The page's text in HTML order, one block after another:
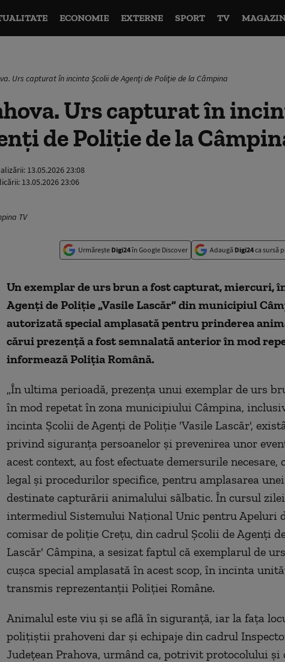
ECONOMIE EXTERNE SPORT TV
Urs capturat în incinta Şcolii de Agenţi de Poliţie de la Câmpina
Urs capturat în
de Poliţie de la
13.05.2026 23:08
13.05.2026 23:06
TV
Urmărește Digi24în Google Discover Adaugă Digi24ca sursă
Un exemplar de urs brun a fost capturat, miercuri,
Agenţi de Poliţie „Vasile Lascăr” din municipiul
autorizată special amplasată pentru prinderea
cărui prezenţă a fost semnalată anterior în mod
informează Poliţia Română.
„În ultima perioadă, prezenţa unui exemplar de urs
în mod repetat în zona municipiului Câmpina,
incinta Şcolii de Agenţi de Poliţie 'Vasile Lascăr',
privind siguranţa persoanelor şi prevenirea unor
acest context, au fost efectuate demersurile
legal şi procedurilor specifice, pentru amplasarea
destinate capturării animalului sălbatic. În cursul
intermediul Sistemului Naţional Unic pentru Apeluri
comisar de poliţie Creţu, din cadrul Şcolii de Agenţi
Lascăr' Câmpina, a sesizat faptul că exemplarul de
cuşca special amplasată în acest scop, în incinta
transmis reprezentanţii Poliţiei Române.
Animalul este viu şi se află în siguranţă, iar la faţa
poliţiştii prahoveni dar şi echipaje din cadrul
Judeţean Prahova, urmând ca, potrivit protocolului şi